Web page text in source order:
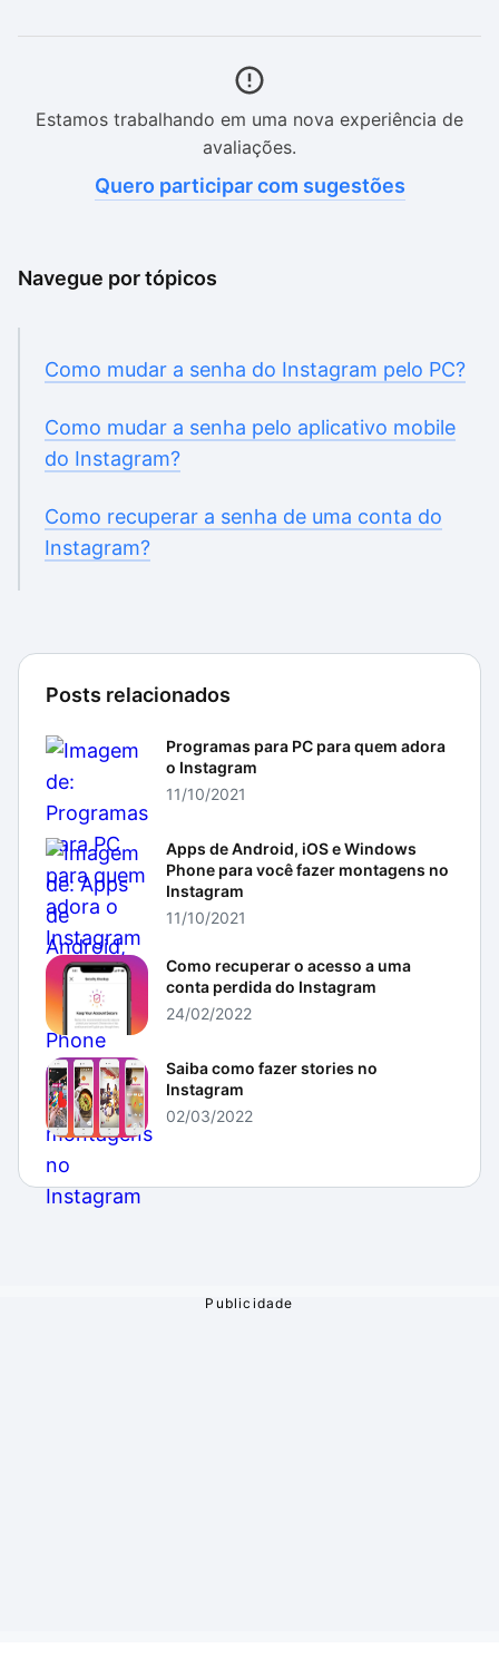
Estamos trabalhando em uma nova experiência de
avaliações.
Quero participar com sugestões
Navegue por tópicos
Como mudar a senha do Instagram pelo PC?
Como mudar a senha pelo aplicativo mobile
do Instagram?
Como recuperar a senha de uma conta do
Instagram?
Posts relacionados
Programas para PC para quem adora
o Instagram
11/10/2021
Apps de Android, iOS e Windows
Phone para você fazer montagens no
Instagram
11/10/2021
Como recuperar o acesso a uma
conta perdida do Instagram
24/02/2022
Saiba como fazer stories no
Instagram
02/03/2022